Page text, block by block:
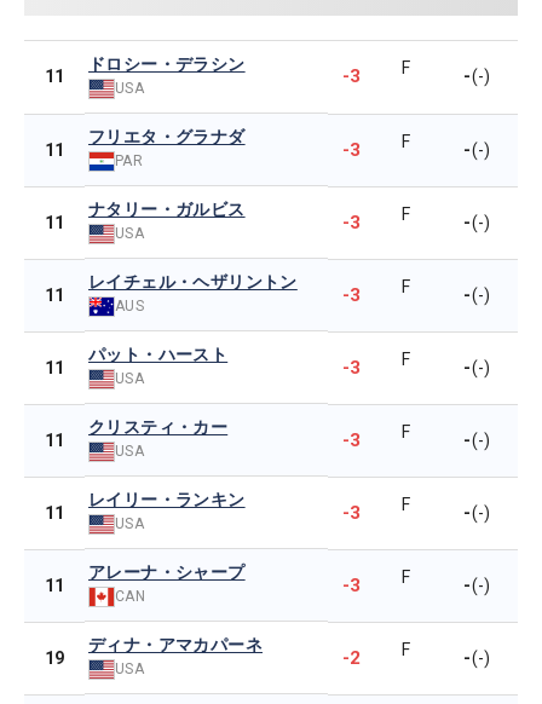
11
ドロシー・デラシン
USA
-3 F -(-)
11
フリエタ・グラナダ
PAR -3 F -(-)
11
ナタリー・ガルビス
USA -3 F -(-)
11
レイチェル・ヘザリントン
AUS -3 F -(-)
11
パット・ハースト
USA -3 F -(-)
11
クリスティ・カー
USA -3 F -(-)
11
レイリー・ランキン
USA -3 F -(-)
11
アレーナ・シャープ
CAN -3 F -(-)
19
ディナ・アマカパーネ
USA -2 F -(-)